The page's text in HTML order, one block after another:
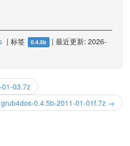
| 标签 0.4.5b | 最近更新: 2026-
03.7z
grub4dos-0.4.5b-2011-01-01f.7z →